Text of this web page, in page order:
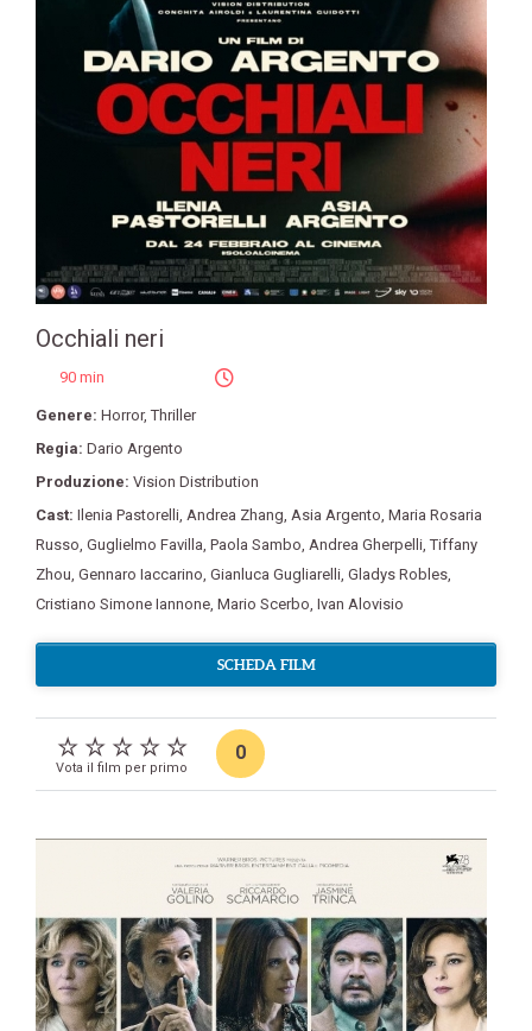
Occhiali neri
90 min
Genere: Horror,Thriller
Regia: Dario Argento
Produzione: Vision Distribution
Cast: Ilenia Pastorelli Andrea Zhang Asia Argento Maria Rosaria
Russo Guglielmo Favilla Paola Sambo Andrea Gherpelli ,Tiffany
Zhou Gennaro Iaccarino Gianluca Gugliarelli Gladys Robles
Cristiano Simone Iannone Mario Scerbo Ivan Alovisio
SCHEDA FILM
Vota il film per primo
0